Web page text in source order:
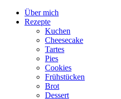
Über mich
Rezepte
Kuchen
Cheesecake
Tartes
Pies
Cookies
Frühstücken
Brot
Dessert